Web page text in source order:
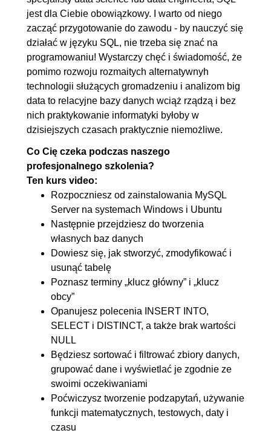
przykładowe błędy
5. Wyszukiwanie oraz sortowanie
00:18:13
5.1. Podstawowa składnia
SELECT
00:02:46
5.2. DISTINCT
00:04:14
5.3. Aliasy oraz LIMIT
00:04:13
6. Filtrowanie danych (WHERE)
6.1. Operatory arytmetyczne
00:06:32
6.2. Łączenie warunków: AND /
00:07:26
6.3. Operator BETWEEN ...
6.4. Operator IN / NOT IN
00:03:12
6.5. Operator LIKE / NOT LIKE
6.6. Operator IS NULL / IS NOT
00:03:06
7. Funkcje 00:37:05
7.1. Zmienne i wykonywanie
funkcji
7.2. Funkcje tekstowe
OGLĄDAJ »
jest dla Ciebie obowiązkowy. I warto od niego
zacząć przygotowanie do zawodu - by nauczyć się
działać w języku SQL, nie trzeba się znać na
programowaniu! Wystarczy chęć i świadomość, że
pomimo rozwoju rozmaitych alternatywnyh
technologii służących gromadzeniu i analizom big
data to relacyjne bazy danych wciąż rządzą i bez
nich praktykowanie informatyki byłoby w
dzisiejszych czasach praktycznie niemożliwe.
Co Cię czeka podczas naszego
profesjonalnego szkolenia?
Ten kurs video:
Rozpoczniesz od zainstalowania MySQL
Server na systemach Windows i Ubuntu
Następnie przejdziesz do tworzenia
własnych baz danych
Dowiesz się, jak stworzyć, zmodyfikować i
usunąć tabelę
Poznasz terminy „klucz główny” i „klucz
obcy”
Opanujesz polecenia INSERT INTO,
SELECT i DISTINCT, a także brak wartości
NULL
Będziesz sortować i filtrować zbiory danych,
grupować dane i wyświetlać je zgodnie ze
swoimi oczekiwaniami
Poćwiczysz tworzenie podzapytań, używanie
funkcji matematycznych, testowych, daty i
czasu